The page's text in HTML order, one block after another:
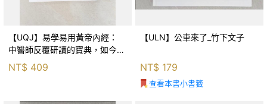
【UQJ】易學易用黃帝內經：
中醫師反覆研讀的寶典，如今一
般人也能實踐。12條經絡、365
個穴位白話詳解，經之所過，病
NT$ 409
【ULN】公車來了_竹下文子
NT$ 179
查看本書小書籤